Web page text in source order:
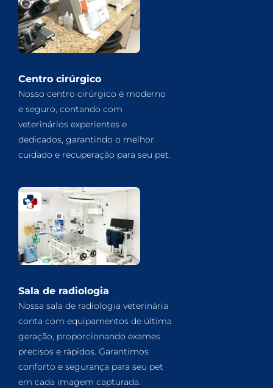
Centro cirúrgico
Nosso centro cirúrgico é moderno
e seguro, contando com
veterinários experientes e
dedicados, garantindo o melhor
cuidado e recuperação para seu pet.
Sala de radiologia
Nossa sala de radiologia veterinária
conta com equipamentos de última
geração, proporcionando exames
precisos e rápidos. Garantimos
conforto e segurança para seu pet
em cada imagem capturada.